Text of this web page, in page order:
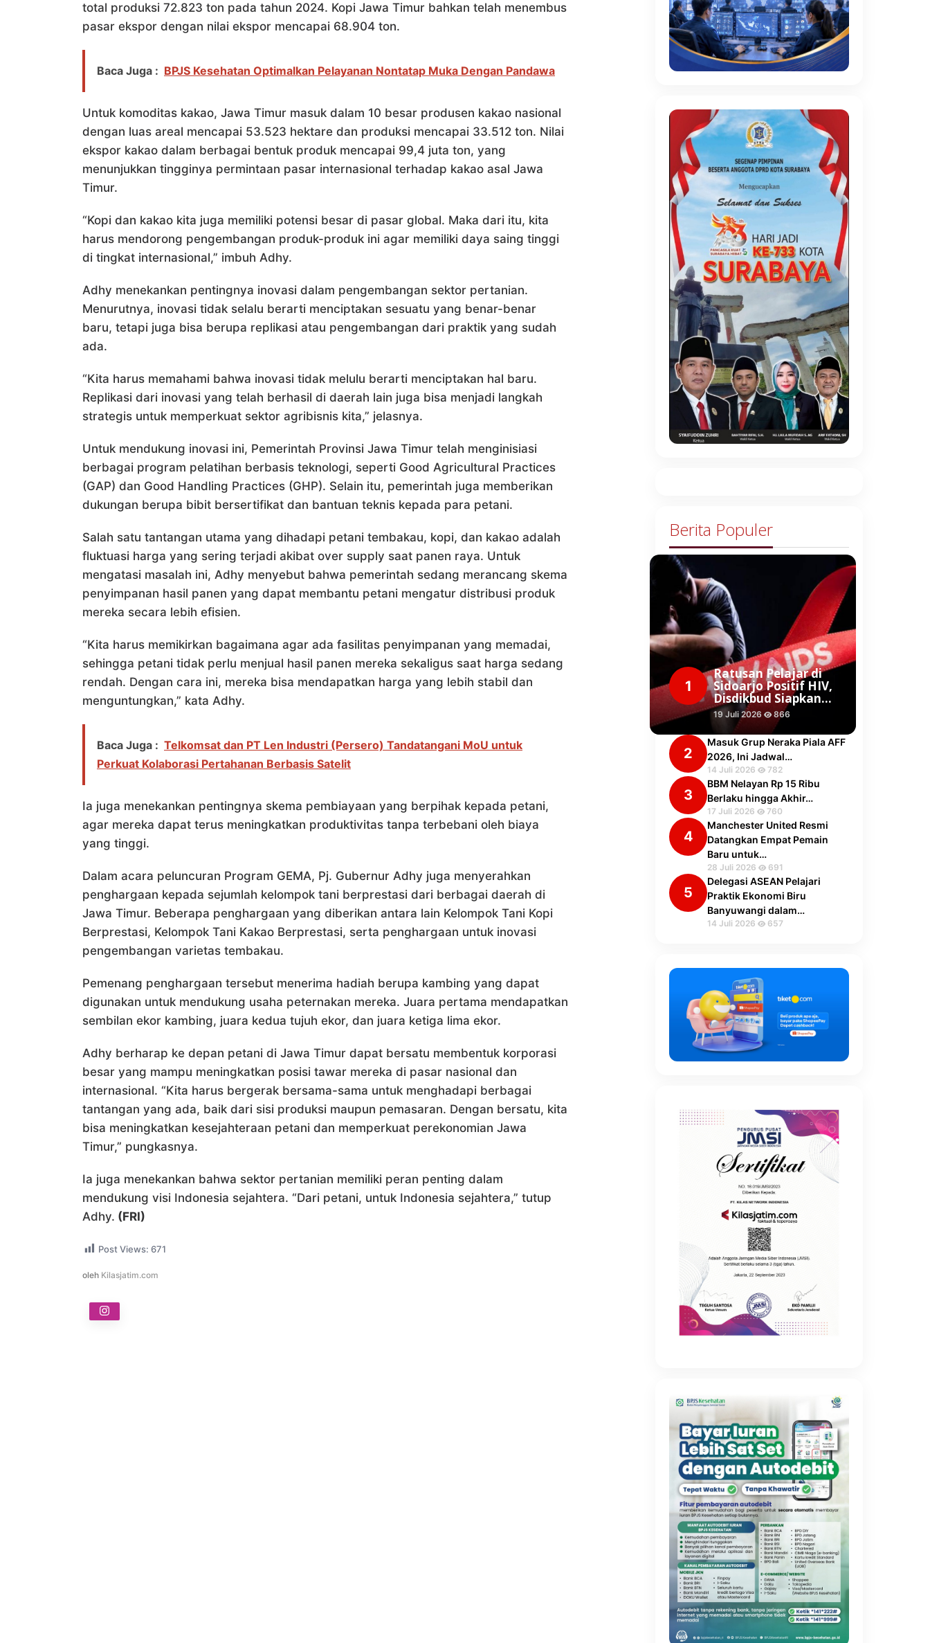
total produksi 72.823 ton pada tahun 2024. Kopi Jawa Timur bahkan telah menembus
pasar ekspor dengan nilai ekspor mencapai 68.904 ton.
Baca Juga : BPJS Kesehatan Optimalkan Pelayanan Nontatap Muka Dengan Pandawa
Untuk komoditas kakao, Jawa Timur masuk dalam 10 besar produsen kakao nasional
dengan luas areal mencapai 53.523 hektare dan produksi mencapai 33.512 ton. Nilai
ekspor kakao dalam berbagai bentuk produk mencapai 99,4 juta ton, yang
menunjukkan tingginya permintaan pasar internasional terhadap kakao asal Jawa
Timur.
“Kopi dan kakao kita juga memiliki potensi besar di pasar global. Maka dari itu, kita
harus mendorong pengembangan produk-produk ini agar memiliki daya saing tinggi
di tingkat internasional,” imbuh Adhy.
Adhy menekankan pentingnya inovasi dalam pengembangan sektor pertanian.
Menurutnya, inovasi tidak selalu berarti menciptakan sesuatu yang benar-benar
baru, tetapi juga bisa berupa replikasi atau pengembangan dari praktik yang sudah
ada.
“Kita harus memahami bahwa inovasi tidak melulu berarti menciptakan hal baru.
Replikasi dari inovasi yang telah berhasil di daerah lain juga bisa menjadi langkah
strategis untuk memperkuat sektor agribisnis kita,” jelasnya.
Untuk mendukung inovasi ini, Pemerintah Provinsi Jawa Timur telah menginisiasi
berbagai program pelatihan berbasis teknologi, seperti Good Agricultural Practices
(GAP) dan Good Handling Practices (GHP). Selain itu, pemerintah juga memberikan
dukungan berupa bibit bersertifikat dan bantuan teknis kepada para petani.
Salah satu tantangan utama yang dihadapi petani tembakau, kopi, dan kakao adalah
fluktuasi harga yang sering terjadi akibat over supply saat panen raya. Untuk
mengatasi masalah ini, Adhy menyebut bahwa pemerintah sedang merancang skema
penyimpanan hasil panen yang dapat membantu petani mengatur distribusi produk
mereka secara lebih efisien.
“Kita harus memikirkan bagaimana agar ada fasilitas penyimpanan yang memadai,
sehingga petani tidak perlu menjual hasil panen mereka sekaligus saat harga sedang
rendah. Dengan cara ini, mereka bisa mendapatkan harga yang lebih stabil dan
menguntungkan,” kata Adhy.
Baca Juga : Telkomsat dan PT Len Industri (Persero) Tandatangani MoU untuk
Perkuat Kolaborasi Pertahanan Berbasis Satelit
Ia juga menekankan pentingnya skema pembiayaan yang berpihak kepada petani,
agar mereka dapat terus meningkatkan produktivitas tanpa terbebani oleh biaya
yang tinggi.
Dalam acara peluncuran Program GEMA, Pj. Gubernur Adhy juga menyerahkan
penghargaan kepada sejumlah kelompok tani berprestasi dari berbagai daerah di
Jawa Timur. Beberapa penghargaan yang diberikan antara lain Kelompok Tani Kopi
Berprestasi, Kelompok Tani Kakao Berprestasi, serta penghargaan untuk inovasi
pengembangan varietas tembakau.
Pemenang penghargaan tersebut menerima hadiah berupa kambing yang dapat
digunakan untuk mendukung usaha peternakan mereka. Juara pertama mendapatkan
sembilan ekor kambing, juara kedua tujuh ekor, dan juara ketiga lima ekor.
Adhy berharap ke depan petani di Jawa Timur dapat bersatu membentuk korporasi
besar yang mampu meningkatkan posisi tawar mereka di pasar nasional dan
internasional. “Kita harus bergerak bersama-sama untuk menghadapi berbagai
tantangan yang ada, baik dari sisi produksi maupun pemasaran. Dengan bersatu, kita
bisa meningkatkan kesejahteraan petani dan memperkuat perekonomian Jawa
Timur,” pungkasnya.
Ia juga menekankan bahwa sektor pertanian memiliki peran penting dalam
mendukung visi Indonesia sejahtera. “Dari petani, untuk Indonesia sejahtera,” tutup
Adhy. (FRI)
Post Views: 671
oleh Kilasjatim.com
Berita Populer
1
Ratusan Pelajar di
Sidoarjo Positif HIV,
Disdikbud Siapkan…
19 Juli 2026 866
2
Masuk Grup Neraka Piala AFF
2026, Ini Jadwal…
14 Juli 2026 782
3
BBM Nelayan Rp 15 Ribu
Berlaku hingga Akhir…
17 Juli 2026 760
4
Manchester United Resmi
Datangkan Empat Pemain
Baru untuk…
28 Juli 2026 691
5
Delegasi ASEAN Pelajari
Praktik Ekonomi Biru
Banyuwangi dalam…
14 Juli 2026 657